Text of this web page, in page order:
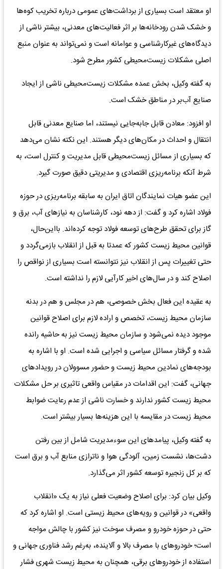
او معتقد است بسیاری از برداشت‌های عمومی درباره تخریب کوه‌ها
و خشک شدن رودخانه‌ها بر اثر فعالیت‌های معدنی، بیشتر ناشی از
دیدگاه‌های غیرکارشناسی و عوامانه است و نمی‌تواند به عنوان منبع
اصلی مشکلات زیست‌محیطی کشور مطرح شود.
به گفته وکیل، بخش عمده مشکلات زیست‌محیطی ناشی از ایجاد
صنایع آب‌بر در مناطق خشک است.
او افزود: معادن قابل جابه‌جایی نیستند، اما صنایع معدنی قابل
انتقال و احداث در مکان‌های دیگر هستند. این نکته نشان می‌دهد
که بسیاری از مسائل زیست‌محیطی قابل مدیریت و کنترل است، به
شرط آنکه برنامه‌ریزی اقتصادی و مدیریتی دقیق صورت گیرد.
این عضو هیات نمایندگان اتاق ایران به سابقه برنامه‌ریزی در حوزه
فولاد اشاره کرد و گفت: از دهه نود، کارشناسان به نیازهای آب، برق و
گاز برای تحقق طرح‌های توسعه فولاد توجه کرده‌اند. با‌این‌حال،
قوانین محیط زیست کشور که عمدتا به قبل از انقلاب بازمی‌گردد و
حتی تغییرات پس از انقلاب نیز نتوانسته است بسیاری از نواقص را
اصلاح کند و در سال‌های اخیر کارآیی لازم را نداشته است.
به عقیده این فعال بخش خصوصی، هم در مجلس و هم در بدنه
سازمان محیط زیست، تخصص و اراده لازم برای اصلاح قوانین
موجود دیده نمی‌شود و سازمان محیط زیست نیز به حاشیه رانده
شده و گرفتار مسائل سیاسی و اجرایی شده است. او با اشاره به
بودجه‌های نمادین محیط زیست و حضور مسوولان در رویدادهای
جهانی، گفت: این اقدامات در مقیاس واقعی تاثیری بر حل مشکلات
محیط زیست کشور ندارند و خسارت ناشی از عدم رعایت ضوابط
محیط زیست در مقایسه با این هزینه‌ها بسیار بیشتر است.
به گفته وکیل، پیامدهای این سوءمدیریت شامل از بین رفتن
دشت‌ها، نشست زمین، آلودگی هوا و ناترازی منابع آب و برق است
که بر کل زنجیره توسعه کشور اثر می‌گذارد.
وکیل بیان کرد: برای اصلاح وضعیت فعلی نیاز به یک «انقلاب
واقعی» در قوانین و رویه‌های محیط زیستی است. او اشاره کرد که
حتی در حوزه خودرو و مصرف سوخت نیز کشور با چالش مواجه
است؛ خودروهای با مصرف بالا و آلاینده، به‌رغم رشد فناوری جهانی و
استفاده از خودروهای برقی، همچنان به محیط زیست شهری فشار